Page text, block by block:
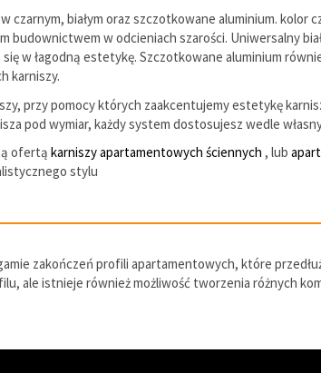
czarnym, białym oraz szczotkowane aluminium. kolor
budownictwem w odcieniach szarości. Uniwersalny
w łagodną estetykę. Szczotkowane aluminium
karniszy.
przy pomocy których zaakcentujemy estetykę
pod wymiar, każdy system dostosujesz wedle
ofertą karniszy apartamentowych ściennych , lub
stylu
zakończeń profili apartamentowych, które
ale istnieje również możliwość tworzenia różnych